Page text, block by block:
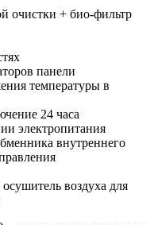
очистки + био-фильтр
панели
температуры в
24 часа
электропитания
внутреннего
воздуха для